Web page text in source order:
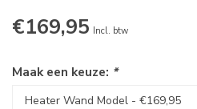
€169,95 Incl. btw
Maak een keuze: *